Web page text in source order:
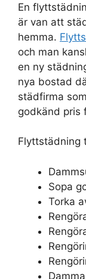
En
är van att
hemma.
och man
en ny
nya bostad
städfirma
godkänd pris
Flyttstädning
Sopa
Torka